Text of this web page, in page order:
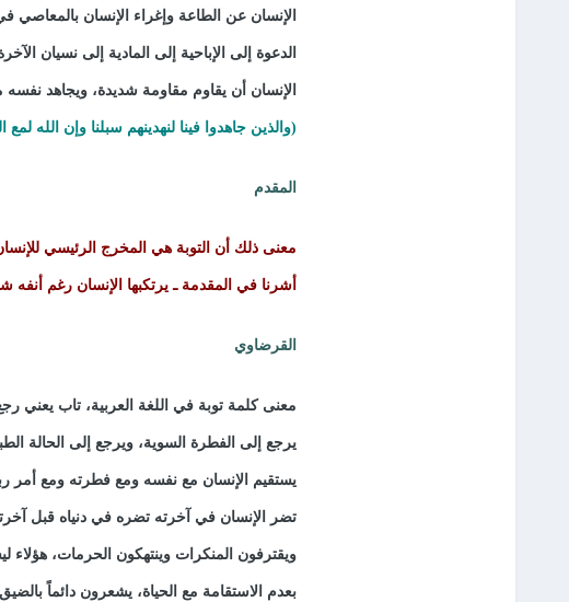
الإنسان عن الطاعة وإغراء الإنسان
الدعوة إلى الإباحية إلى المادية إلى نسيان
الإنسان أن يقاوم مقاومة شديدة، ويجاهد
(والذين جاهدوا فينا لنهدينهم سبلنا وإن الله
المقدم
معنى ذلك أن التوبة هي المخرج الرئيسي
أشرنا في المقدمة ـ يرتكبها الإنسان رغم أنفه
القرضاوي
معنى كلمة توبة في اللغة العربية، تاب يعني
يرجع إلى الفطرة السوية، ويرجع إلى الحالة
يستقيم الإنسان مع نفسه ومع فطرته ومع أمر
تضر الإنسان في آخرته تضره في دنياه قبل
ويقترفون المنكرات وينتهكون الحرمات،
بعدم الاستقامة مع الحياة، يشعرون دائماً